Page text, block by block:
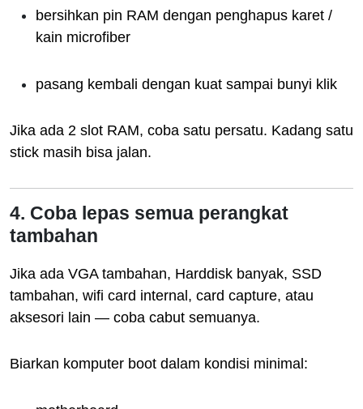
bersihkan pin RAM dengan penghapus karet /
kain microfiber
pasang kembali dengan kuat sampai bunyi klik
Jika ada 2 slot RAM, coba satu persatu. Kadang satu
stick masih bisa jalan.
4. Coba lepas semua perangkat
tambahan
Jika ada VGA tambahan, Harddisk banyak, SSD
tambahan, wifi card internal, card capture, atau
aksesori lain — coba cabut semuanya.
Biarkan komputer boot dalam kondisi minimal: